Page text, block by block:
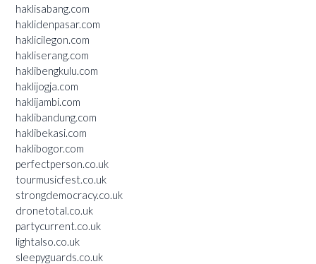
haklisabang.com
haklidenpasar.com
haklicilegon.com
hakliserang.com
haklibengkulu.com
haklijogja.com
haklijambi.com
haklibandung.com
haklibekasi.com
haklibogor.com
perfectperson.co.uk
tourmusicfest.co.uk
strongdemocracy.co.uk
dronetotal.co.uk
partycurrent.co.uk
lightalso.co.uk
sleepyguards.co.uk